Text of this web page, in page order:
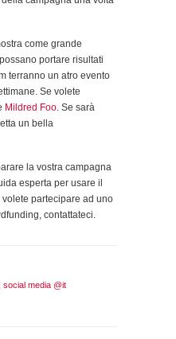
come grande
portare risultati
terranno un atro evento
Se volete
Mildred Foo. Se sarà
un bella
la vostra campagna
esperta per usare il
volete partecipare ad uno
contattateci.
social media @it